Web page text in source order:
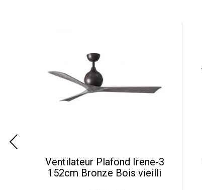
Ventilateur Plafond Irene-3
152cm Bronze Bois vieilli